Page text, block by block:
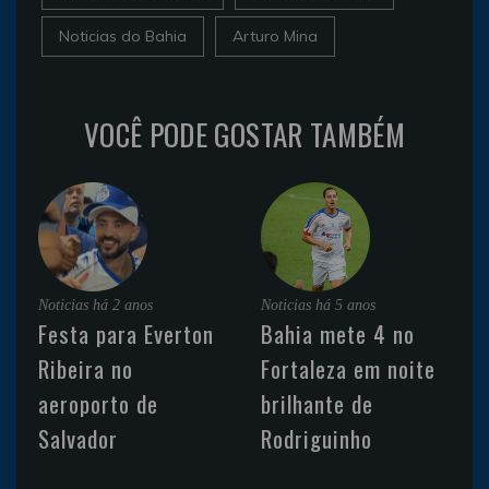
Noticias do Bahia Arturo Mina
VOCÊ PODE GOSTAR TAMBÉM
Noticias há 2 anos
Festa para Everton
Ribeira no
aeroporto de
Salvador
Noticias há 5 anos
Bahia mete 4 no
Fortaleza em noite
brilhante de
Rodriguinho